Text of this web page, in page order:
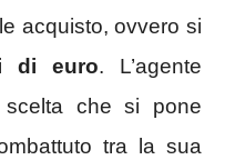
acquisto, ovvero si
di euro. L’agente
scelta che si pone
tra la sua